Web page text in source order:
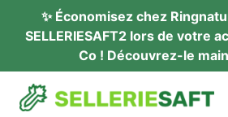
✨ Éco­no­mi­sez chez
SELLERIESAFT2 lors de vot­re
Co ! Décou­vrez-le